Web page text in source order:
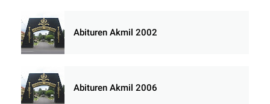
Abituren Akmil 2002
Abituren Akmil 2006